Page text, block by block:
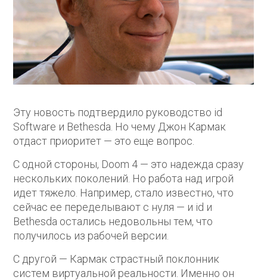
Эту новость подтвердило руководство id
Software и Bethesda. Но чему Джон Кармак
отдаст приоритет — это еще вопрос.
С одной стороны, Doom 4 — это надежда сразу
нескольких поколений. Но работа над игрой
идет тяжело. Например, стало известно, что
сейчас ее переделывают с нуля — и id и
Bethesda остались недовольны тем, что
получилось из рабочей версии.
С другой — Кармак страстный поклонник
систем виртуальной реальности. Именно он